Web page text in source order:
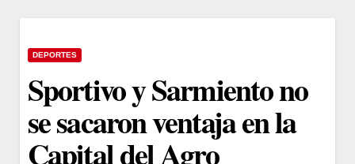
DEPORTES
Sportivo y Sarmiento no
se sacaron ventaja en la
Capital del Agro